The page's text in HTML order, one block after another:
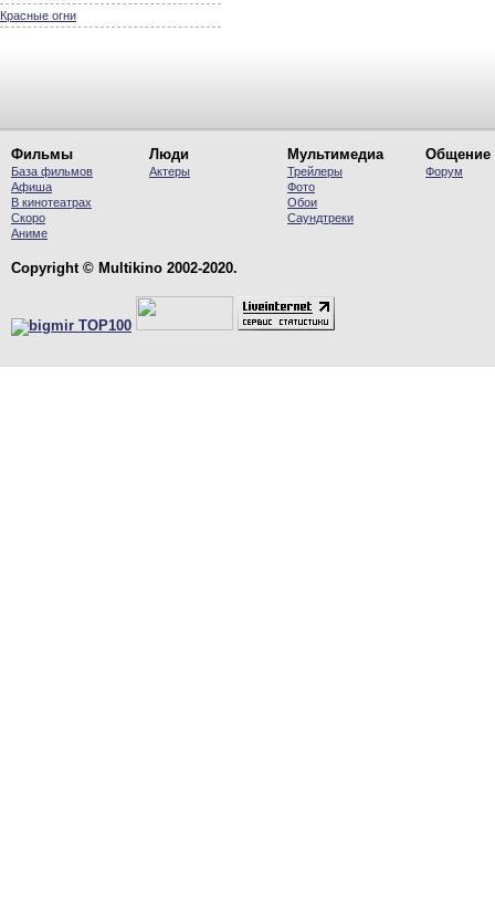
Красные огни
Фильмы
База фильмов
Афиша
В кинотеатрах
Скоро
Аниме
Люди
Актеры
Мультимедиа
Трейлеры
Фото
Обои
Саундтреки
Общение
Форум
Copyright © Multikino 2002-2020.